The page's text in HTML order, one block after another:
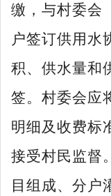
缴，与村委会
户签订供用水
积、供水量和
签。村委会应
明细及收费标
接受村民 监督
目组成、分户